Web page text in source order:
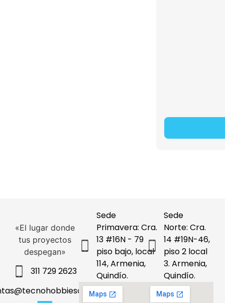
«El lugar donde
tus proyectos
despegan»
311 729 2623
Sede
Primavera: Cra.
13 #16N - 79
piso bajo, local
114, Armenia,
Quindío.
Sede
Norte: Cra.
14 #19N-46,
piso 2 local
3. Armenia,
Quindío.